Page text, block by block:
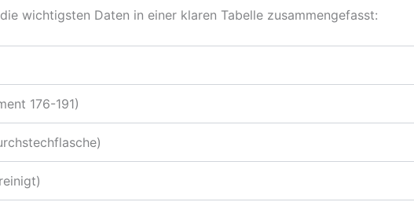
wichtigsten Daten in einer klaren Tabelle zusammengefasst:
176-191)